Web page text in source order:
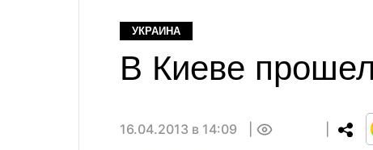
УКРАИНА
В Киеве
16.04.2013 в 14:09